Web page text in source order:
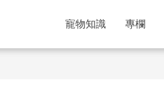
寵物知識 專欄